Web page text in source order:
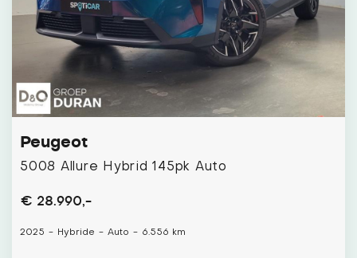
Peugeot
5008 Allure Hybrid 145pk Auto
€ 28.990,-
2025 - Hybride - Auto - 6.556 km